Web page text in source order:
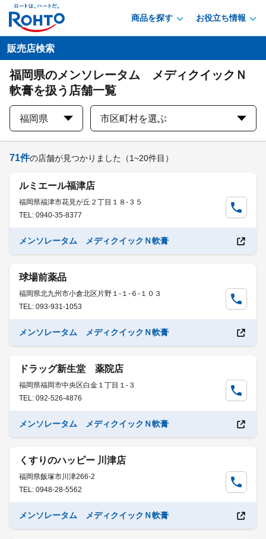
商品を探す お役立ち情報
販売店検索
福岡県のメンソレータム メディクイックＮ
軟膏を扱う店舗一覧
福岡県 市区町村を選ぶ
71件の店舗が見つかりました （1~20件目）
ルミエール福津店
福岡県福津市花見が丘２丁目１８-３５
TEL: 0940-35-8377
メンソレータム メディクイックＮ軟膏
球場前薬品
福岡県北九州市小倉北区片野１-１-６-１０３
TEL: 093-931-1053
メンソレータム メディクイックＮ軟膏
ドラッグ新生堂 薬院店
福岡県福岡市中央区白金１丁目１-３
TEL: 092-526-4876
メンソレータム メディクイックＮ軟膏
くすりのハッピー 川津店
福岡県飯塚市川津266-2
TEL: 0948-28-5562
メンソレータム メディクイックＮ軟膏